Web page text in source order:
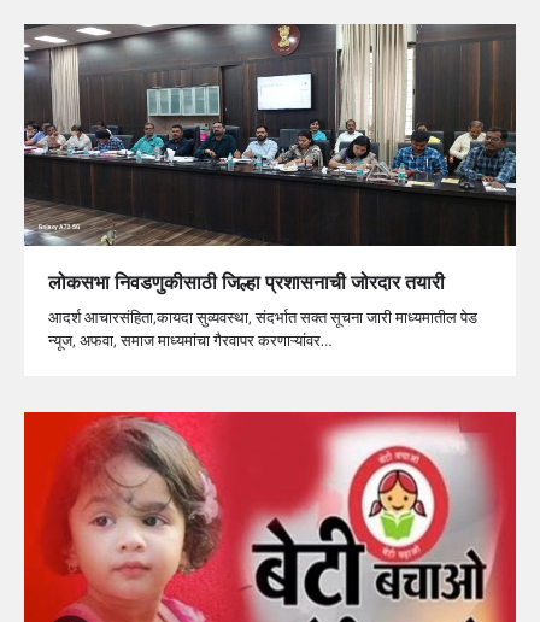
लोकसभा निवडणुकीसाठी जिल्हा प्रशासनाची जोरदार तयारी
आदर्श आचारसंहिता,कायदा सुव्यवस्था, संदर्भात सक्त सूचना जारी माध्यमातील पेड
न्यूज, अफवा, समाज माध्यमांचा गैरवापर करणाऱ्यांवर…